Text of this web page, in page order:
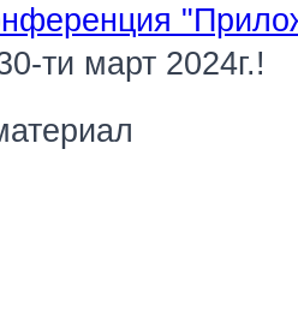
ти март 2024г.!